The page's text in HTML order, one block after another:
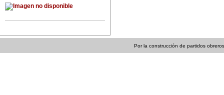
Por la construcción de partidos